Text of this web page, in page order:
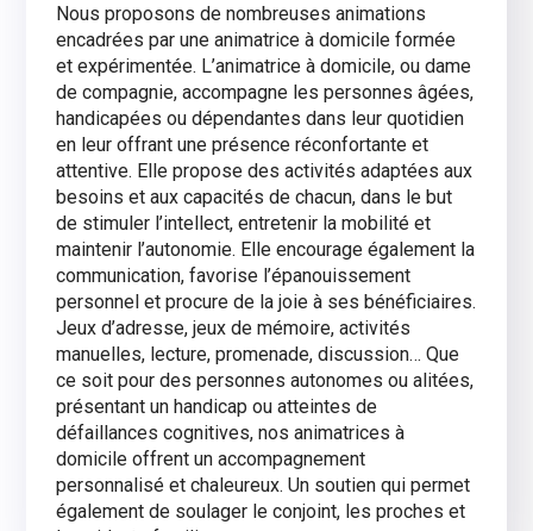
Nous proposons de nombreuses animations
encadrées par une animatrice à domicile formée
et expérimentée. L’animatrice à domicile, ou dame
de compagnie, accompagne les personnes âgées,
handicapées ou dépendantes dans leur quotidien
en leur offrant une présence réconfortante et
attentive. Elle propose des activités adaptées aux
besoins et aux capacités de chacun, dans le but
de stimuler l’intellect, entretenir la mobilité et
maintenir l’autonomie. Elle encourage également la
communication, favorise l’épanouissement
personnel et procure de la joie à ses bénéficiaires.
Jeux d’adresse, jeux de mémoire, activités
manuelles, lecture, promenade, discussion… Que
ce soit pour des personnes autonomes ou alitées,
présentant un handicap ou atteintes de
défaillances cognitives, nos animatrices à
domicile offrent un accompagnement
personnalisé et chaleureux. Un soutien qui permet
également de soulager le conjoint, les proches et